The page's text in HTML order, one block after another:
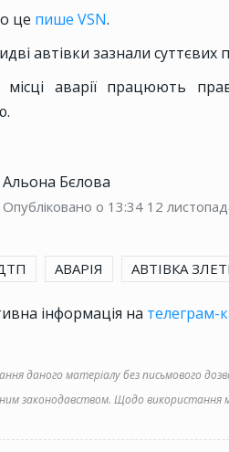
це пише VSN.
автівки зазнали
місці аварії працюють
Альона Бєлова
Опубліковано о 13:34 12
АВАРІЯ АВТІВКА
інформація на телеграм-
даного матеріалу без письмового
законодавством. Щодо використання